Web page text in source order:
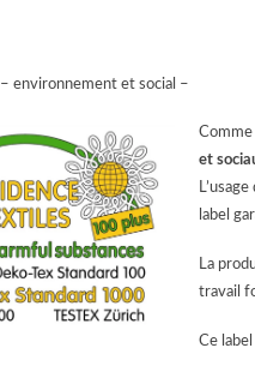
– environnement et social –
Comme
et
label
La
travail
Ce